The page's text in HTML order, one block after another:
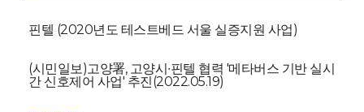
핀텔 (2020년도 테스트베드 서울 실증지원 사업)
(시민일보)고양署, 고양시∙핀텔 협력 '메타버스 기반 실시
간 신호제어 사업' 추진(2022.05.19)